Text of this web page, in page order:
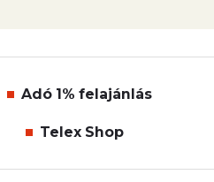
Adó 1% felajánlás
Telex Shop